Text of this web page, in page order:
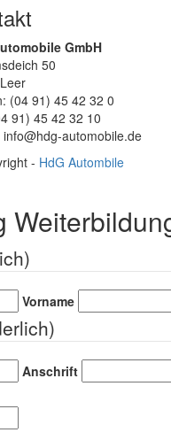
GmbH
50
(04 91) 45 42 32 0
91) 45 42 32 10
info@hdg-automobile.de
- HdG Autombile
Vorname
Anschrift